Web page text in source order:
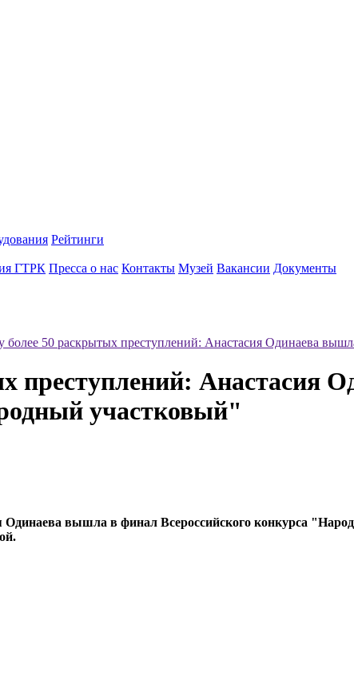
Рейтинги
ГТРК Пресса о нас Контакты Музей Вакансии Документы
более 50 раскрытых преступлений: Анастасия Одинаева
преступлений: Анастасия
участковый"
Одинаева вышла в финал Всероссийского конкурса